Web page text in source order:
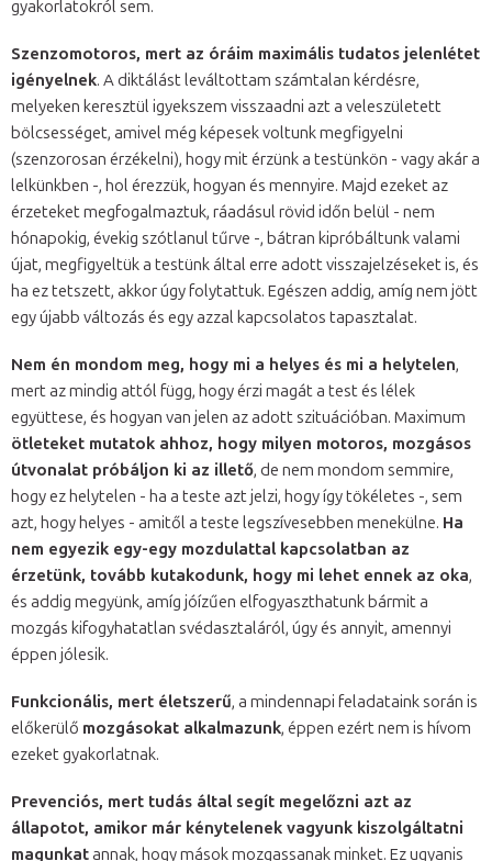
gyakorlatokról sem.
Szenzomotoros, mert az óráim maximális tudatos jelenlétet
igényelnek. A diktálást leváltottam számtalan kérdésre,
melyeken keresztül igyekszem visszaadni azt a veleszületett
bölcsességet, amivel még képesek voltunk megfigyelni
(szenzorosan érzékelni), hogy mit érzünk a testünkön - vagy akár a
lelkünkben -, hol érezzük, hogyan és mennyire. Majd ezeket az
érzeteket megfogalmaztuk, ráadásul rövid időn belül - nem
hónapokig, évekig szótlanul tűrve -, bátran kipróbáltunk valami
újat, megfigyeltük a testünk által erre adott visszajelzéseket is, és
ha ez tetszett, akkor úgy folytattuk. Egészen addig, amíg nem jött
egy újabb változás és egy azzal kapcsolatos tapasztalat.
Nem én mondom meg, hogy mi a helyes és mi a helytelen,
mert az mindig attól függ, hogy érzi magát a test és lélek
együttese, és hogyan van jelen az adott szituációban. Maximum
ötleteket mutatok ahhoz, hogy milyen motoros, mozgásos
útvonalat próbáljon ki az illető, de nem mondom semmire,
hogy ez helytelen - ha a teste azt jelzi, hogy így tökéletes -, sem
azt, hogy helyes - amitől a teste legszívesebben menekülne. Ha
nem egyezik egy-egy mozdulattal kapcsolatban az
érzetünk, tovább kutakodunk, hogy mi lehet ennek az oka,
és addig megyünk, amíg jóízűen elfogyaszthatunk bármit a
mozgás kifogyhatatlan svédasztaláról, úgy és annyit, amennyi
éppen jólesik.
Funkcionális, mert életszerű, a mindennapi feladataink során is
előkerülő mozgásokat alkalmazunk, éppen ezért nem is hívom
ezeket gyakorlatnak.
Prevenciós, mert tudás által segít megelőzni azt az
állapotot, amikor már kénytelenek vagyunk kiszolgáltatni
magunkatannak, hogy mások mozgassanak minket. Ez ugyanis